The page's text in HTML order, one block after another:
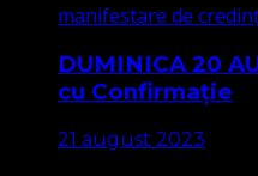
manifestare de
DUMINICA 20
cu Confirmație
21 august 2023